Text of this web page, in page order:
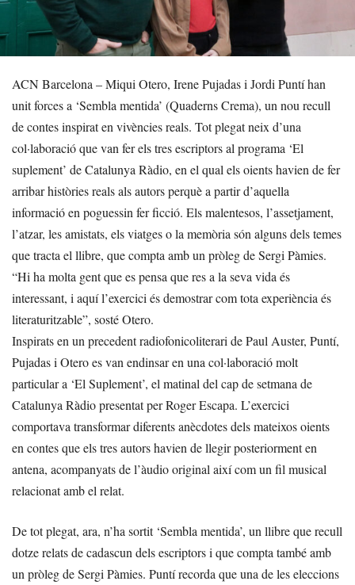
ACN Barcelona – Miqui Otero, Irene Pujadas i Jordi Puntí han
unit forces a ‘Sembla mentida’ (Quaderns Crema), un nou recull
de contes inspirat en vivències reals. Tot plegat neix d’una
col·laboració que van fer els tres escriptors al programa ‘El
suplement’ de Catalunya Ràdio, en el qual els oients havien de fer
arribar històries reals als autors perquè a partir d’aquella
informació en poguessin fer ficció. Els malentesos, l’assetjament,
l’atzar, les amistats, els viatges o la memòria són alguns dels temes
que tracta el llibre, que compta amb un pròleg de Sergi Pàmies.
“Hi ha molta gent que es pensa que res a la seva vida és
interessant, i aquí l’exercici és demostrar com tota experiència és
literaturitzable”, sosté Otero.
Inspirats en un precedent radiofonicoliterari de Paul Auster, Puntí,
Pujadas i Otero es van endinsar en una col·laboració molt
particular a ‘El Suplement’, el matinal del cap de setmana de
Catalunya Ràdio presentat per Roger Escapa. L’exercici
comportava transformar diferents anècdotes dels mateixos oients
en contes que els tres autors havien de llegir posteriorment en
antena, acompanyats de l’àudio original així com un fil musical
relacionat amb el relat.
De tot plegat, ara, n’ha sortit ‘Sembla mentida’, un llibre que recull
dotze relats de cadascun dels escriptors i que compta també amb
un pròleg de Sergi Pàmies. Puntí recorda que una de les eleccions